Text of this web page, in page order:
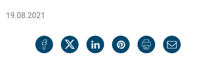
19.08.2021